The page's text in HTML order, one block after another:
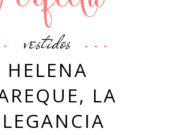
vestidos
HELENA
LA